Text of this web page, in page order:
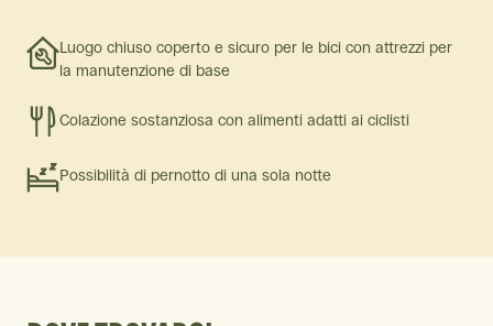
Luogo chiuso coperto e sicuro per le bici con attrezzi per
la manutenzione di base
Colazione sostanziosa con alimenti adatti ai ciclisti
Possibilità di pernotto di una sola notte